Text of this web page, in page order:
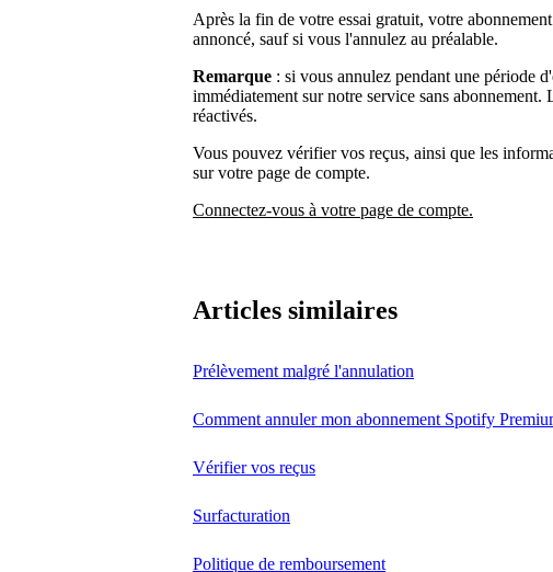
Après la fin de votre essai gratuit, votre
annoncé, sauf si vous l'annulez au préalable.
Remarque : si vous annulez pendant une période
immédiatement sur notre service sans abonnement.
réactivés.
Vous pouvez vérifier vos reçus, ainsi que les
sur votre page de compte.
Connectez-vous à votre page de compte.
Articles similaires
Prélèvement malgré l'annulation
Comment annuler mon abonnement Spotify
Vérifier vos reçus
Surfacturation
Politique de remboursement